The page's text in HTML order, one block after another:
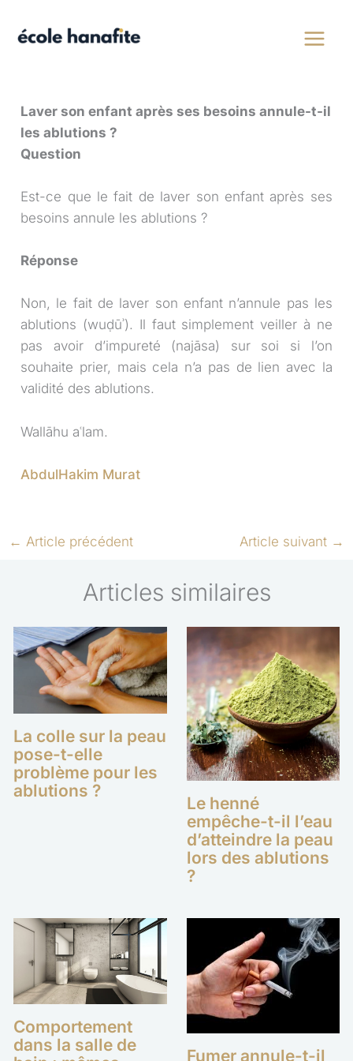
Laver son enfant après ses besoins annule-t-il
les ablutions ?
Question
Est-ce que le fait de laver son enfant après ses
besoins annule les ablutions ?
Réponse
Non, le fait de laver son enfant n’annule pas les
ablutions (wuḍūʾ). Il faut simplement veiller à ne
pas avoir d’impureté (najāsa) sur soi si l’on
souhaite prier, mais cela n’a pas de lien avec la
validité des ablutions.
Wallāhu aʿlam.
AbdulHakim Murat
← Article précédent Article suivant →
Articles similaires
La colle sur la peau
pose-t-elle
problème pour les
ablutions ?
Le henné
empêche-t-il l’eau
d’atteindre la peau
lors des ablutions
?
Comportement
dans la salle de
Fumer annule-t-il